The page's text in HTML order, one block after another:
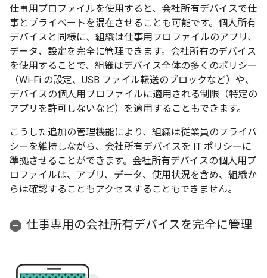
仕事用プロファイルを使用すると、会社所有デバイスで仕
事とプライベートを混在させることも可能です。個人所有
デバイスと同様に、組織は仕事用プロファイルのアプリ、
データ、設定を完全に管理できます。会社所有のデバイス
を使用することで、組織はデバイス全体の多くのポリシー
（Wi-Fi の設定、USB ファイル転送のブロックなど）や、
デバイスの個人用プロファイルに適用される制限（特定の
アプリを許可しないなど）を適用することもできます。
こうした追加の管理機能により、組織は従業員のプライバ
シーを維持しながら、会社所有デバイスを IT ポリシーに
準拠させることができます。会社所有デバイスの個人用プ
ロファイルは、アプリ、データ、使用状況を含め、組織か
らは確認することもアクセスすることもできません。
仕事専用の会社所有デバイスを完全に管理